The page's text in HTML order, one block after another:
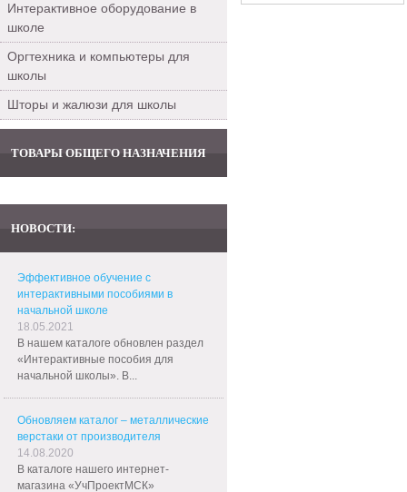
Интерактивное оборудование в
школе
Оргтехника и компьютеры для
школы
Шторы и жалюзи для школы
ТОВАРЫ ОБЩЕГО НАЗНАЧЕНИЯ
НОВОСТИ:
Эффективное обучение с
интерактивными пособиями в
начальной школе
18.05.2021
В нашем каталоге обновлен раздел
«Интерактивные пособия для
начальной школы». В...
Обновляем каталог – металлические
верстаки от производителя
14.08.2020
В каталоге нашего интернет-
магазина «УчПроектМСК»